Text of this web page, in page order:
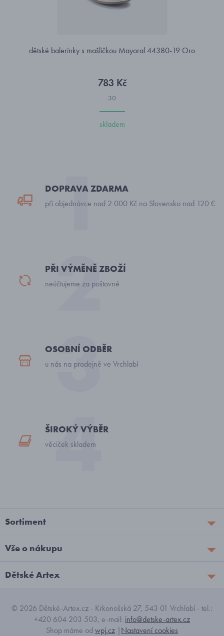
dětské balerínky s mašličkou Mayoral 44380-19 Oro
783 Kč
30
skladem
DOPRAVA ZDARMA
při objednávce nad 2 000 Kč na Slovensko nad 120 €
PŘI VÝMĚNĚ ZBOŽÍ
neúčtujeme za poštovné
OSOBNÍ ODBĚR
u nás na prodejně ve Vrchlabí
ŠIROKÝ VÝBĚR
věciček skladem
Sortiment
Vše o nákupu
Dětské Artex
© 2026 Dětské-Artex.cz - Krkonošská 27, 543 01 Vrchlabí - tel.:
+420 604 203 503, e-mail: info@detske-artex.cz
Shop máme od wpj.cz |Nastavení cookies